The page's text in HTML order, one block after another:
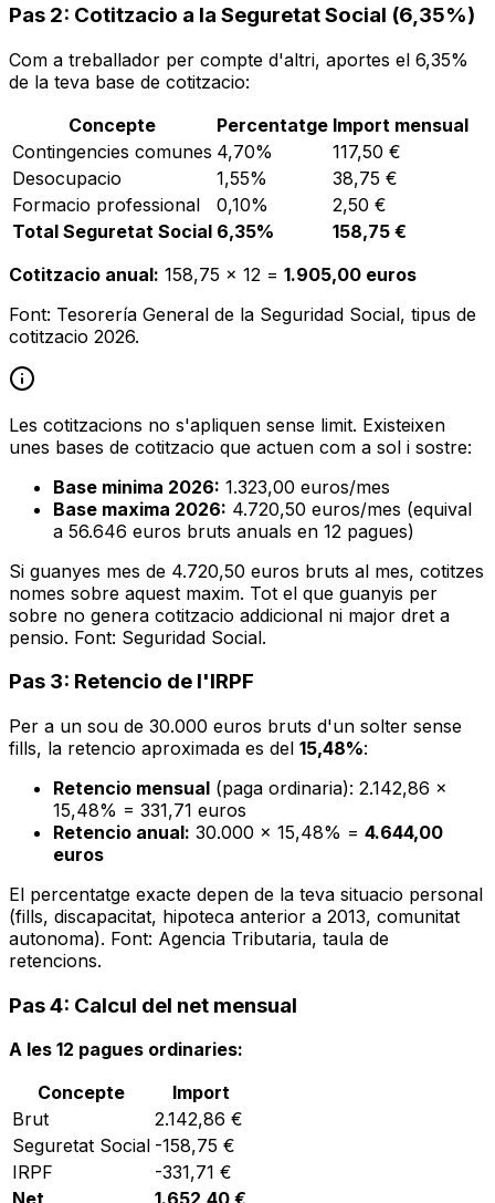
Pas 2: Cotitzacio a la Seguretat Social (6,35%)
Com a treballador per compte d'altri, aportes el 6,35%
de la teva base de cotitzacio:
Concepte
Percentatge Import mensual
Contingencies comunes 4,70%
117,50 €
Desocupacio
1,55%
38,75 €
Formacio professional
0,10%
2,50 €
Total Seguretat Social 6,35%
158,75 €
Cotitzacio anual: 158,75 x 12 = 1.905,00 euros
Font: Tesorería General de la Seguridad Social, tipus de
cotitzacio 2026.
Les cotitzacions no s'apliquen sense limit. Existeixen
unes bases de cotitzacio que actuen com a sol i sostre:
Base minima 2026: 1.323,00 euros/mes
Base maxima 2026: 4.720,50 euros/mes (equival
a 56.646 euros bruts anuals en 12 pagues)
Si guanyes mes de 4.720,50 euros bruts al mes, cotitzes
nomes sobre aquest maxim. Tot el que guanyis per
sobre no genera cotitzacio addicional ni major dret a
pensio. Font: Seguridad Social.
Pas 3: Retencio de l'IRPF
Per a un sou de 30.000 euros bruts d'un solter sense
fills, la retencio aproximada es del 15,48%:
Retencio mensual (paga ordinaria): 2.142,86 x
15,48% = 331,71 euros
Retencio anual: 30.000 x 15,48% = 4.644,00
euros
El percentatge exacte depen de la teva situacio personal
(fills, discapacitat, hipoteca anterior a 2013, comunitat
autonoma). Font: Agencia Tributaria, taula de
retencions.
Pas 4: Calcul del net mensual
A les 12 pagues ordinaries:
Concepte
Import
Brut
2.142,86 €
Seguretat Social -158,75 €
IRPF
-331,71 €